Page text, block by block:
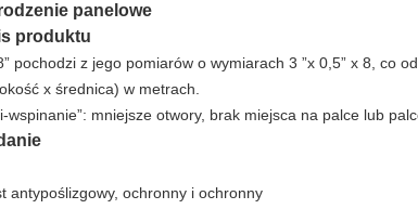
panelowe
produktu
pochodzi z jego pomiarów o wymiarach 3 ”x 0,5” x 8, co
x średnica) w metrach.
wspinanie”: mniejsze otwory, brak miejsca na palce lub
antypoślizgowy, ochronny i ochronny